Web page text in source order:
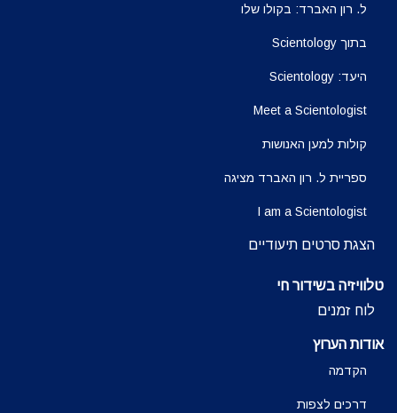
ל. רון האברד: בקולו שלו
בתוך Scientology
היעד: Scientology
Meet a Scientologist
קולות למען האנושות
ספריית ל. רון האברד מציגה
I am a Scientologist
הצגת סרטים תיעודיים
טלוויזיה בשידור חי
לוח זמנים
אודות הערוץ
הקדמה
דרכים לצפות